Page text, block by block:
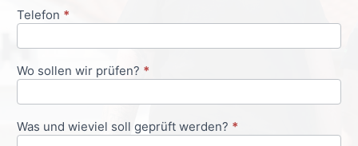
Telefon *
Wo sollen wir prüfen? *
Was und wieviel soll geprüft werden? *